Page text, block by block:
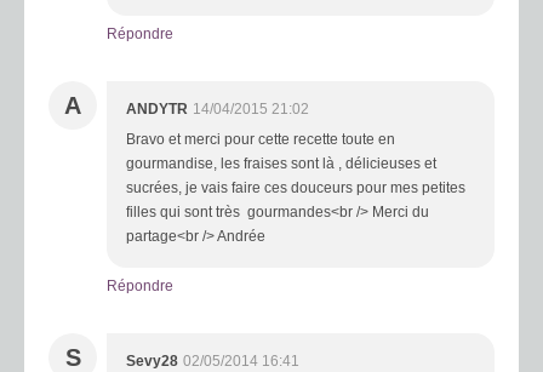
Répondre
A ANDYTR 14/04/2015 21:02
Bravo et merci pour cette recette toute en
gourmandise, les fraises sont là , délicieuses et
sucrées, je vais faire ces douceurs pour mes petites
filles qui sont très gourmandes<br /> Merci du
partage<br /> Andrée
Répondre
S Sevy28 02/05/2014 16:41